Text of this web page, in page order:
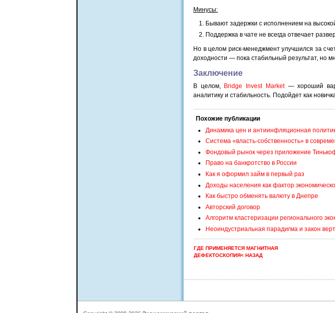
Минусы:
Бывают задержки с исполнением на
Поддержка в чате не всегда отвечает
Но в целом риск-менеджмент улучшился за
доходности — пока стабильный результат, но
Заключение
В целом, Bridge Invest Market — хороший
аналитику и стабильность. Подойдет как
Похожие публикации
Динамика цен и антиинфляционная
Система «власть-собственность» в
Фондовый рынок через приложение
Право на банкротство в России
Как я оформил займ в первый раз
Доходы населения как фактор
Как быстро обменять валюту в Днепре
Авторский договор
Алгоритм кластеризации регионального
Неоиндустриальная парадигма и закон
ГДЕ ПРИМЕНЯЕТСЯ МАГНИТНАЯ
ДЕФЕКТОСКОПИЯ< НАЗАД